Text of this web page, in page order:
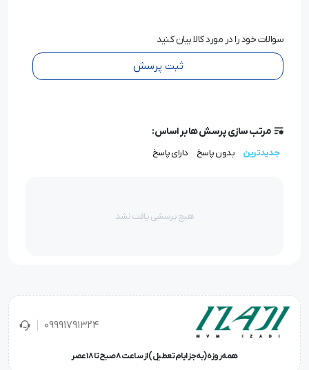
سوالات خود را در مورد کالا بیان کنید
ثبت پرسش
مرتب سازی پرسش ها بر اساس:
جدیدترین بدون پاسخ دارای پاسخ
هیچ پرسشی یافت نشد
09991791324
همه‌روزه (به‌جز ایام تعطیل) از ساعت ۸ صبح تا ۱۸ عصر